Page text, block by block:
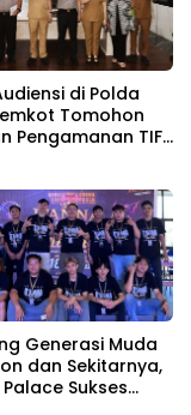
di Polda
Tomohon
Pengamanan TIFF
Generasi Muda
dan Sekitarnya,
Palace Sukses